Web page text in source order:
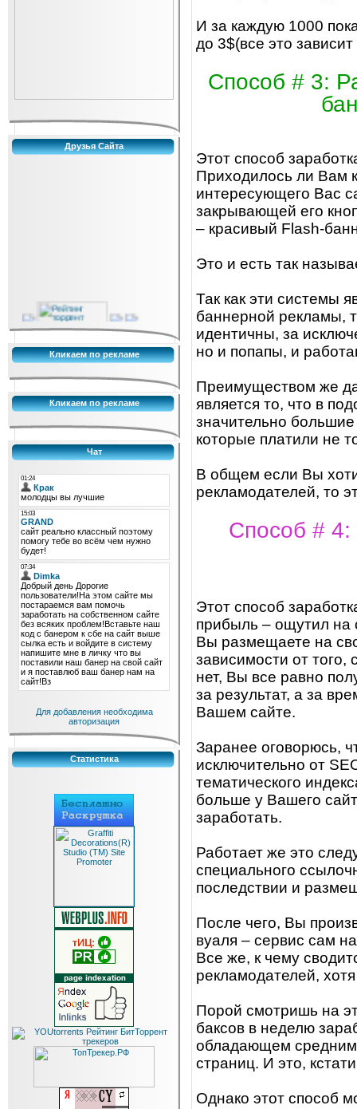
Друзья Сайта
Кликаем по рекламе
Кликаем по рекламе
Чат
Для добавления необходима
авторизация
Статистика
И за каждую 1000
до 3$(все это
Способ # 3:
Этот способ
Приходилось ли Вам
интересующего Вас
закрывающей его
– красивый Flash-
Это и есть так
Так как эти системы
баннерной рекламы,
идентичны, за
но и попапы, и
Преимуществом же
является то, что в
значительно
которые платили не
В общем если Вы
рекламодателей, то
Способ # 4:
Этот способ
прибыль – ощутил на
Вы размещаете на
зависимости от
нет, Вы все равно
за результат, а за
Вашем сайте.
Заранее оговорюсь,
исключительно от
тематического
больше у Вашего
заработать.
Работает же это
специального
последствии и
После чего, Вы
вуаля – сервис сам
Все же, к чему
рекламодателей,
Порой смотришь на
баксов в неделю
обладающем
страниц. И это,
Однако этот способ